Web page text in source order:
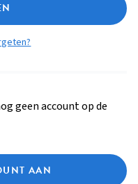
geen account op de
AAN